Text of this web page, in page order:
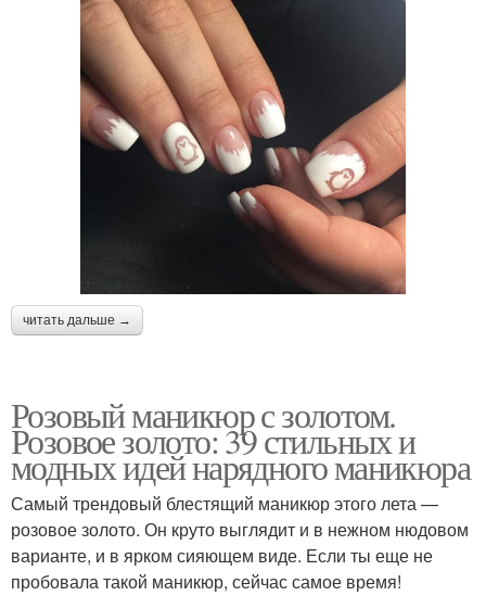
читать дальше →
Розовый маникюр с золотом.
Розовое золото: 39 стильных и
модных идей нарядного маникюра
Самый трендовый блестящий маникюр этого лета —
розовое золото. Он круто выглядит и в нежном нюдовом
варианте, и в ярком сияющем виде. Если ты еще не
пробовала такой маникюр, сейчас самое время!